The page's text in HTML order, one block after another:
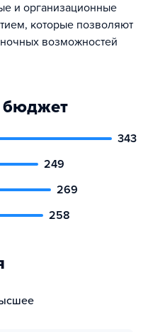
и организационные
которые позволяют
возможностей
бюджет
343
249
269
258